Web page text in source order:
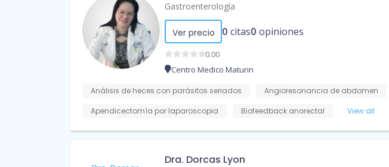
Gastroenterología
Ver precio 0 citas0 opiniones
0.00
Centro Medico Maturin
Análisis de heces con parásitos seriados Angioresonancia de abdomen
Apendicectomía por laparoscopia
Biofeedback anorectal View all
Dra. Dorcas Lyon